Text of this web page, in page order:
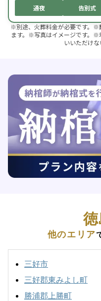
通夜 告別式
※別途、火葬料金が必要です。※
ます。※写真はイメージです。※
いいただけな
他のエリア
三好市
三好郡東みよし町
勝浦郡上勝町